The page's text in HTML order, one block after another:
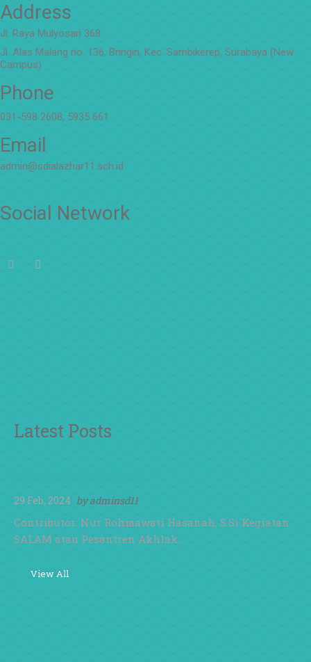
Address
Jl. Raya Mulyosari 368
Jl. Alas Malang no. 136, Bringin, Kec. Sambikerep, Surabaya (New
Campus)
Phone
031-598 2608, 5935 661
Email
admin@sdialazhar11.sch.id
Social Network
Latest Posts
29 Feb, 2024 byadminsd11
Contributor: Nur Rohmawati Hasanah, S.Si Kegiatan
SALAM atau Pesantren Akhlak…
View All